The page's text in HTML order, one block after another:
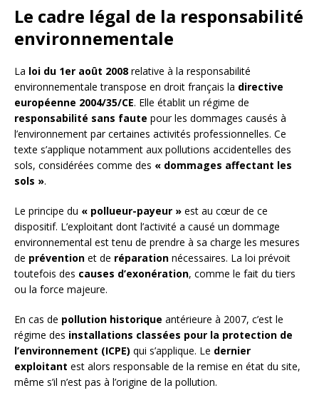
Le cadre légal de la responsabilité
environnementale
La loi du 1er août 2008 relative à la responsabilité
environnementale transpose en droit français la directive
européenne 2004/35/CE. Elle établit un régime de
responsabilité sans faute pour les dommages causés à
l’environnement par certaines activités professionnelles. Ce
texte s’applique notamment aux pollutions accidentelles des
sols, considérées comme des « dommages affectant les
sols ».
Le principe du « pollueur-payeur » est au cœur de ce
dispositif. L’exploitant dont l’activité a causé un dommage
environnemental est tenu de prendre à sa charge les mesures
de prévention et de réparation nécessaires. La loi prévoit
toutefois des causes d’exonération, comme le fait du tiers
ou la force majeure.
En cas de pollution historique antérieure à 2007, c’est le
régime des installations classées pour la protection de
l’environnement (ICPE) qui s’applique. Le dernier
exploitant est alors responsable de la remise en état du site,
même s’il n’est pas à l’origine de la pollution.